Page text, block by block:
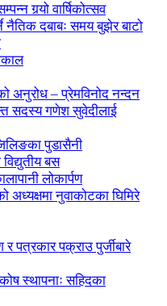
गर्‍यो वार्षिकोत्सव
नैतिक दबाबः समय बुझेर बाटो
अनुरोध – प्रेमविनोद नन्दन
सदस्य गणेश सुवेदीलाई
पुडासैनी
बस
लोकार्पण
अध्यक्षमा नुवाकोटका घिमिरे
पत्रकार पक्राउ पुर्जीबारे
स्थापनाः सहिदका